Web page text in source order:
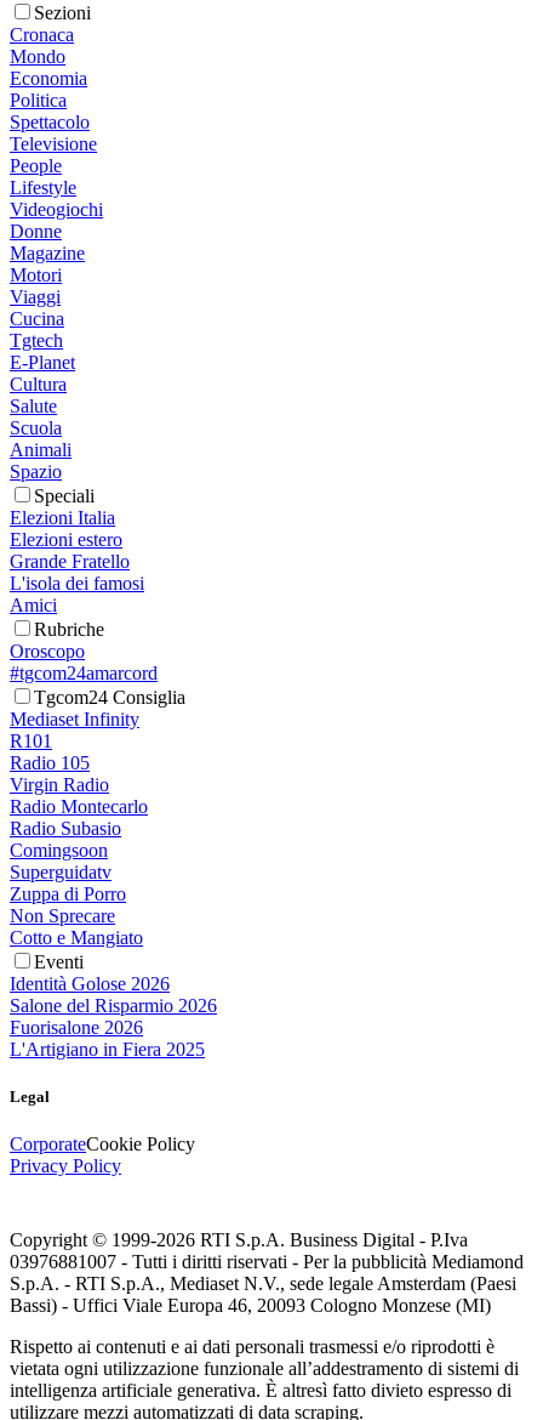
Sezioni
Cronaca
Mondo
Economia
Politica
Spettacolo
Televisione
People
Lifestyle
Videogiochi
Donne
Magazine
Motori
Viaggi
Cucina
Tgtech
E-Planet
Cultura
Salute
Scuola
Animali
Spazio
Speciali
Elezioni Italia
Elezioni estero
Grande Fratello
L'isola dei famosi
Amici
Rubriche
Oroscopo
#tgcom24amarcord
Tgcom24 Consiglia
Mediaset Infinity
R101
Radio 105
Virgin Radio
Radio Montecarlo
Radio Subasio
Comingsoon
Superguidatv
Zuppa di Porro
Non Sprecare
Cotto e Mangiato
Eventi
Identità Golose 2026
Salone del Risparmio 2026
Fuorisalone 2026
L'Artigiano in Fiera 2025
Legal
CorporateCookie Policy
Privacy Policy
Copyright © 1999-2026 RTI S.p.A. Business Digital - P.Iva
03976881007 - Tutti i diritti riservati - Per la pubblicità Mediamond
S.p.A. - RTI S.p.A., Mediaset N.V., sede legale Amsterdam (Paesi
Bassi) - Uffici Viale Europa 46, 20093 Cologno Monzese (MI)
Rispetto ai contenuti e ai dati personali trasmessi e/o riprodotti è
vietata ogni utilizzazione funzionale all’addestramento di sistemi di
intelligenza artificiale generativa. È altresì fatto divieto espresso di
utilizzare mezzi automatizzati di data scraping.